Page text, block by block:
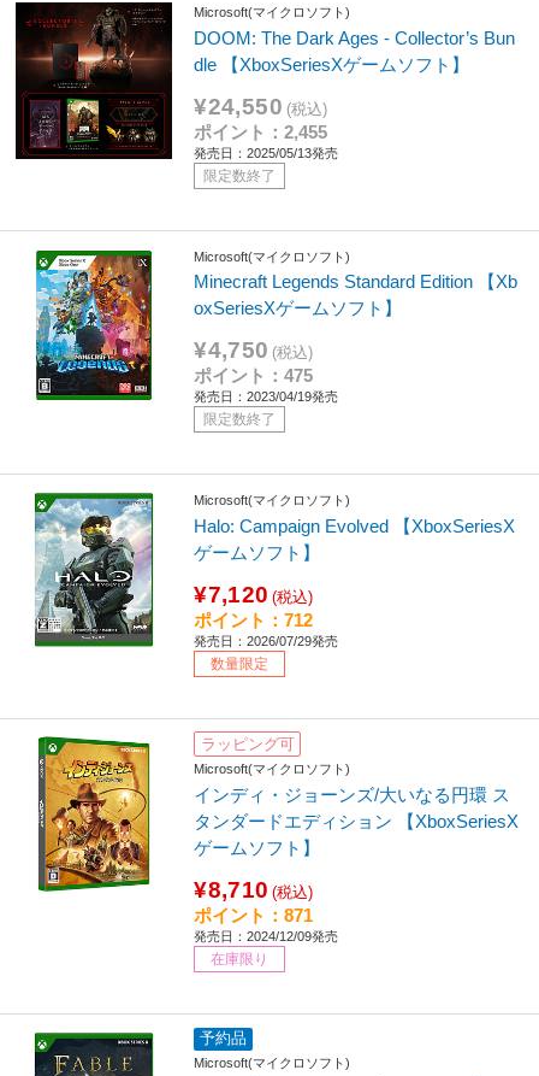
Microsoft(マイクロソフト)
DOOM: The Dark Ages - Collector’s Bun
dle 【XboxSeriesXゲームソフト】
¥24,550 (税込)
ポイント：2,455
発売日：2025/05/13発売
限定数終了
Microsoft(マイクロソフト)
Minecraft Legends Standard Edition 【Xb
oxSeriesXゲームソフト】
¥4,750 (税込)
ポイント：475
発売日：2023/04/19発売
限定数終了
Microsoft(マイクロソフト)
Halo: Campaign Evolved 【XboxSeriesX
ゲームソフト】
¥7,120 (税込)
ポイント：712
発売日：2026/07/29発売
数量限定
ラッピング可
Microsoft(マイクロソフト)
インディ・ジョーンズ/大いなる円環 ス
タンダードエディション 【XboxSeriesX
ゲームソフト】
¥8,710 (税込)
ポイント：871
発売日：2024/12/09発売
在庫限り
予約品
Microsoft(マイクロソフト)